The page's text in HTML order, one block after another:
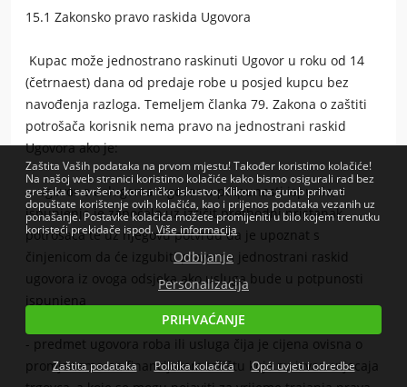
15.1 Zakonsko pravo raskida Ugovora
Kupac može jednostrano raskinuti Ugovor u roku od 14
(četrnaest) dana od predaje robe u posjed kupcu bez
navođenja razloga. Temeljem članka 79. Zakona o zaštiti
potrošača korisnik nema pravo na jednostrani raskid
Ugovora ako je:
- ugovor o uslugama trgovac u potpunosti ispunio, a
ispunjenje je započelo uz izričit prethodni pristanak
potrošača te uz njegovu potvrdu da je upoznat s
činjenicom da će izgubiti pravo na jednostrani raskid
ugovora iz ovoga odsjeka ako usluga bude u potpunosti
ispunjena
- predmet ugovora roba ili usluga čija je cijena ovisna o
promjenama na financijskom tržištu koje su izvan utjecaja
Zaštita Vaših podataka na prvom mjestu! Također koristimo kolačiće!
Na našoj web stranici koristimo kolačiće kako bismo osigurali rad bez
grešaka i savršeno korisničko iskustvo. Klikom na gumb prihvati
dopuštate korištenje ovih kolačića, kao i prijenos podataka vezanih uz
ponašanje. Postavke kolačića možete promijeniti u bilo kojem trenutku
koristeći prekidače ispod. Više informacija
Odbijanje
Personalizacija
PRIHVAĆANJE
Zaštita podataka Politika kolačića Opći uvjeti i odredbe